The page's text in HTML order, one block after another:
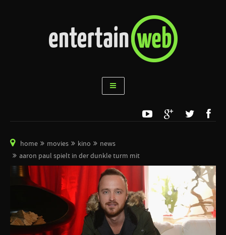
home movies kino
news
aaron paul spielt in der dunkle turm mit